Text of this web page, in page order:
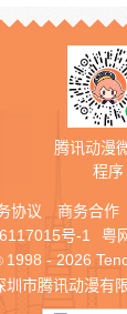
腾讯动漫
程序
协议 商务合作
号-1
粤
1998 - 2026
圳市腾讯动漫有